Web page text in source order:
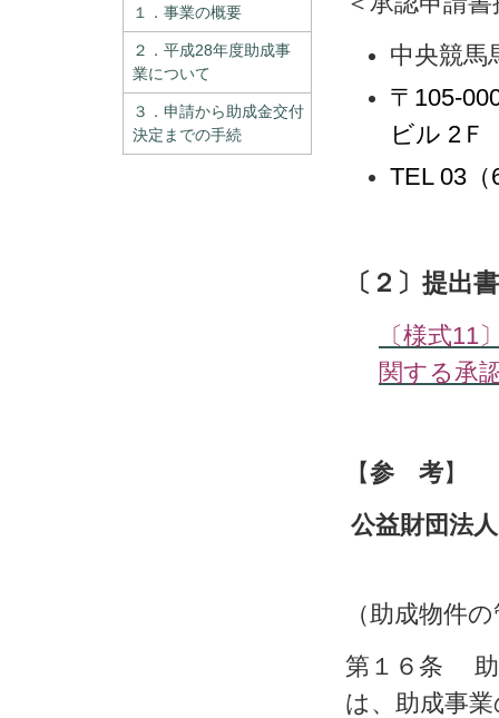
中央競馬
〒105-
ビル 2Ｆ
TEL 03（
〔２〕提出
〔様式11
関する承
【参 考】
公益財団法
（助成物件
第１６条 助
は、助成事
１．事業の概要
２．平成28年度助成事
業について
３．申請から助成金交付
決定までの手続